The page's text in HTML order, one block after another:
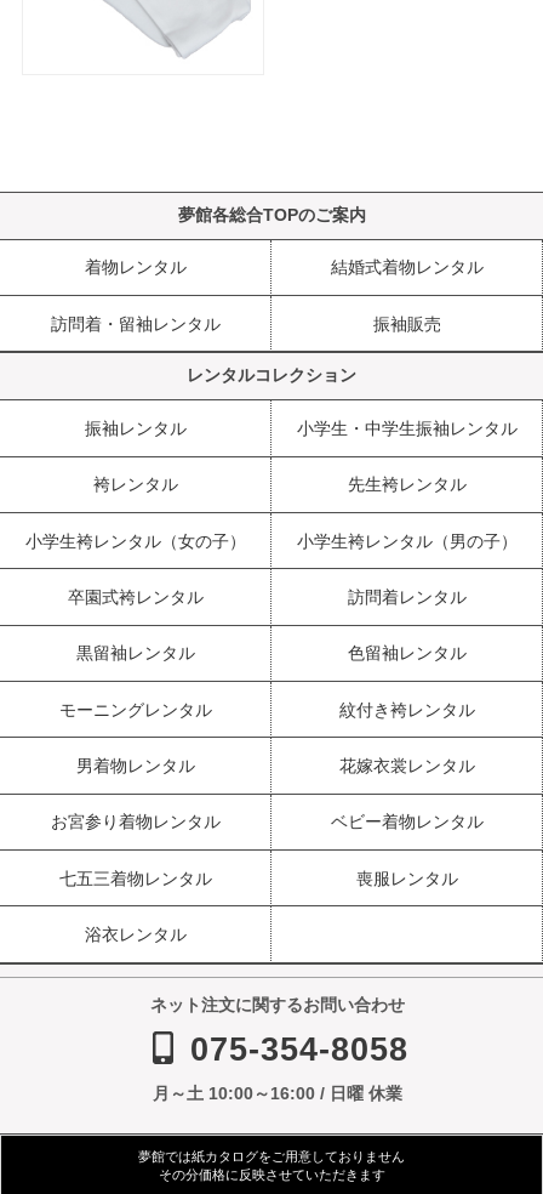
夢館各総合TOPのご案内
着物レンタル 結婚式着物レンタル
訪問着・留袖レンタル 振袖販売
レンタルコレクション
振袖レンタル 小学生・中学生振袖レンタル
袴レンタル 先生袴レンタル
小学生袴レンタル（女の子） 小学生袴レンタル（男の子）
卒園式袴レンタル 訪問着レンタル
黒留袖レンタル 色留袖レンタル
モーニングレンタル 紋付き袴レンタル
男着物レンタル 花嫁衣裳レンタル
お宮参り着物レンタル ベビー着物レンタル
七五三着物レンタル 喪服レンタル
浴衣レンタル
ネット注文に関するお問い合わせ
075-354-8058
月～土 10:00～16:00 / 日曜 休業
夢館では紙カタログをご用意しておりません
その分価格に反映させていただきます